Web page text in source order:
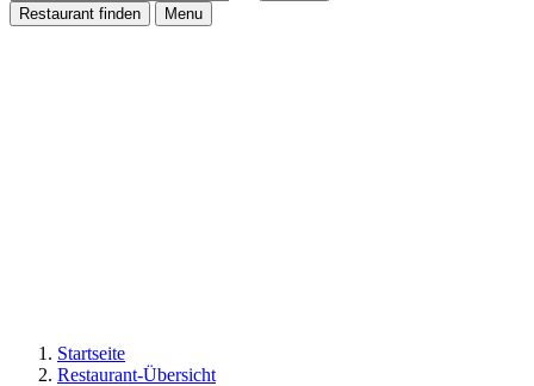
Restaurant finden
Menu
Startseite
Restaurant-Übersicht